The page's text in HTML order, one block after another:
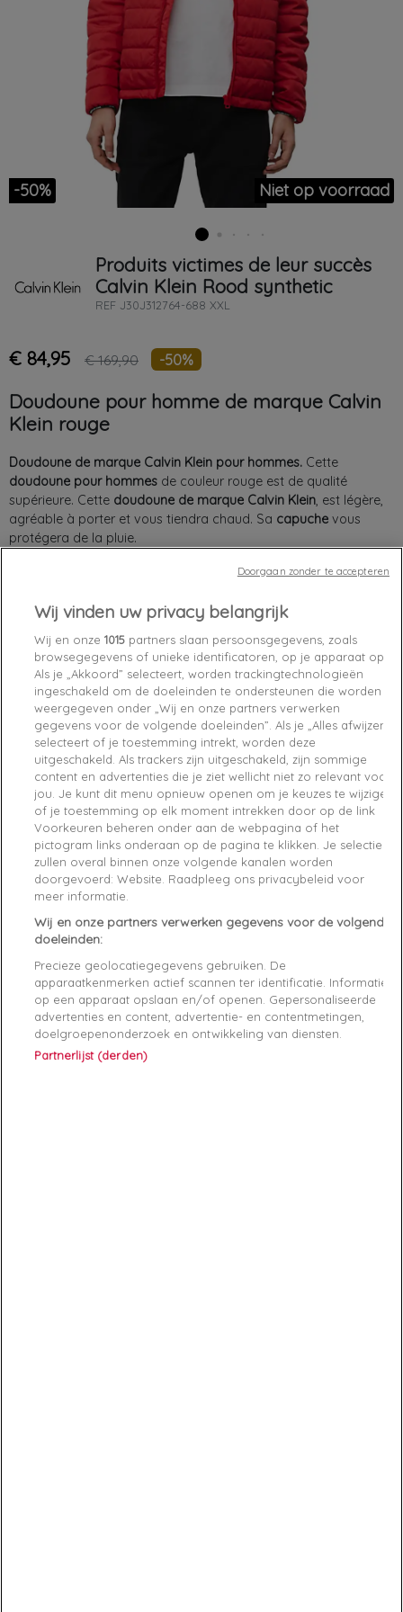
-50% Niet op voorraad
Produits victimes de leur succès
Calvin Klein Rood synthetic
REF J30J312764-688 XXL
€ 84,95 € 169,90 -50%
Doudoune pour homme de marque Calvin
Klein rouge
Doudoune de marque Calvin Klein pour hommes. Cette
doudoune pour hommes de couleur rouge est de qualité
supérieure. Cette doudoune de marque Calvin Klein , est légère,
agréable à porter et vous tiendra chaud. Sa capuche vous
protégera de la pluie.
Chez vous mercredi 12/08/26 et le
Niet op voorraad
Add to cart favorite_border
Livraison gratuite
Satisfait ou remboursé
Paiement sécurisé
Caractéristiques produit
Product Details GPSR
Reference J30J312764-688 XXL
Data sheet
Kleur Rood
Wij vinden uw privacy belangrijk
Wij en onze1015 partners slaan persoonsgegevens, zoals
browsegegevens of unieke identificatoren, op je apparaat op.
Als je „Akkoord” selecteert, worden trackingtechnologieën
ingeschakeld om de doeleinden te ondersteunen die worden
weergegeven onder „Wij en onze partners verwerken
gegevens voor de volgende doeleinden”. Als je „Alles afwijzen”
selecteert of je toestemming intrekt, worden deze
uitgeschakeld. Als trackers zijn uitgeschakeld, zijn sommige
content en advertenties die je ziet wellicht niet zo relevant voor
jou. Je kunt dit menu opnieuw openen om je keuzes te wijzigen
of je toestemming op elk moment intrekken door op de link
Voorkeuren beheren onder aan de webpagina of het
pictogram links onderaan op de pagina te klikken. Je selecties
zullen overal binnen onze volgende kanalen worden
doorgevoerd: Website. Raadpleeg ons privacybeleid voor
meer informatie.
Wij en onze partners verwerken gegevens voor de volgende
doeleinden:
Precieze geolocatiegegevens gebruiken. De
apparaatkenmerken actief scannen ter identificatie. Informatie
op een apparaat opslaan en/of openen. Gepersonaliseerde
advertenties en content, advertentie- en contentmetingen,
doelgroepenonderzoek en ontwikkeling van diensten.
Partnerlijst (derden)
Doorgaan zonder te accepteren